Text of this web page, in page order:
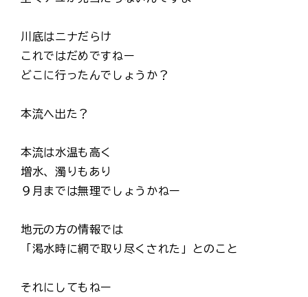
川底はニナだらけ
これではだめですねー
どこに行ったんでしょうか？
本流へ出た？
本流は水温も高く
増水、濁りもあり
９月までは無理でしょうかねー
地元の方の情報では
「渇水時に網で取り尽くされた」とのこと
それにしてもねー